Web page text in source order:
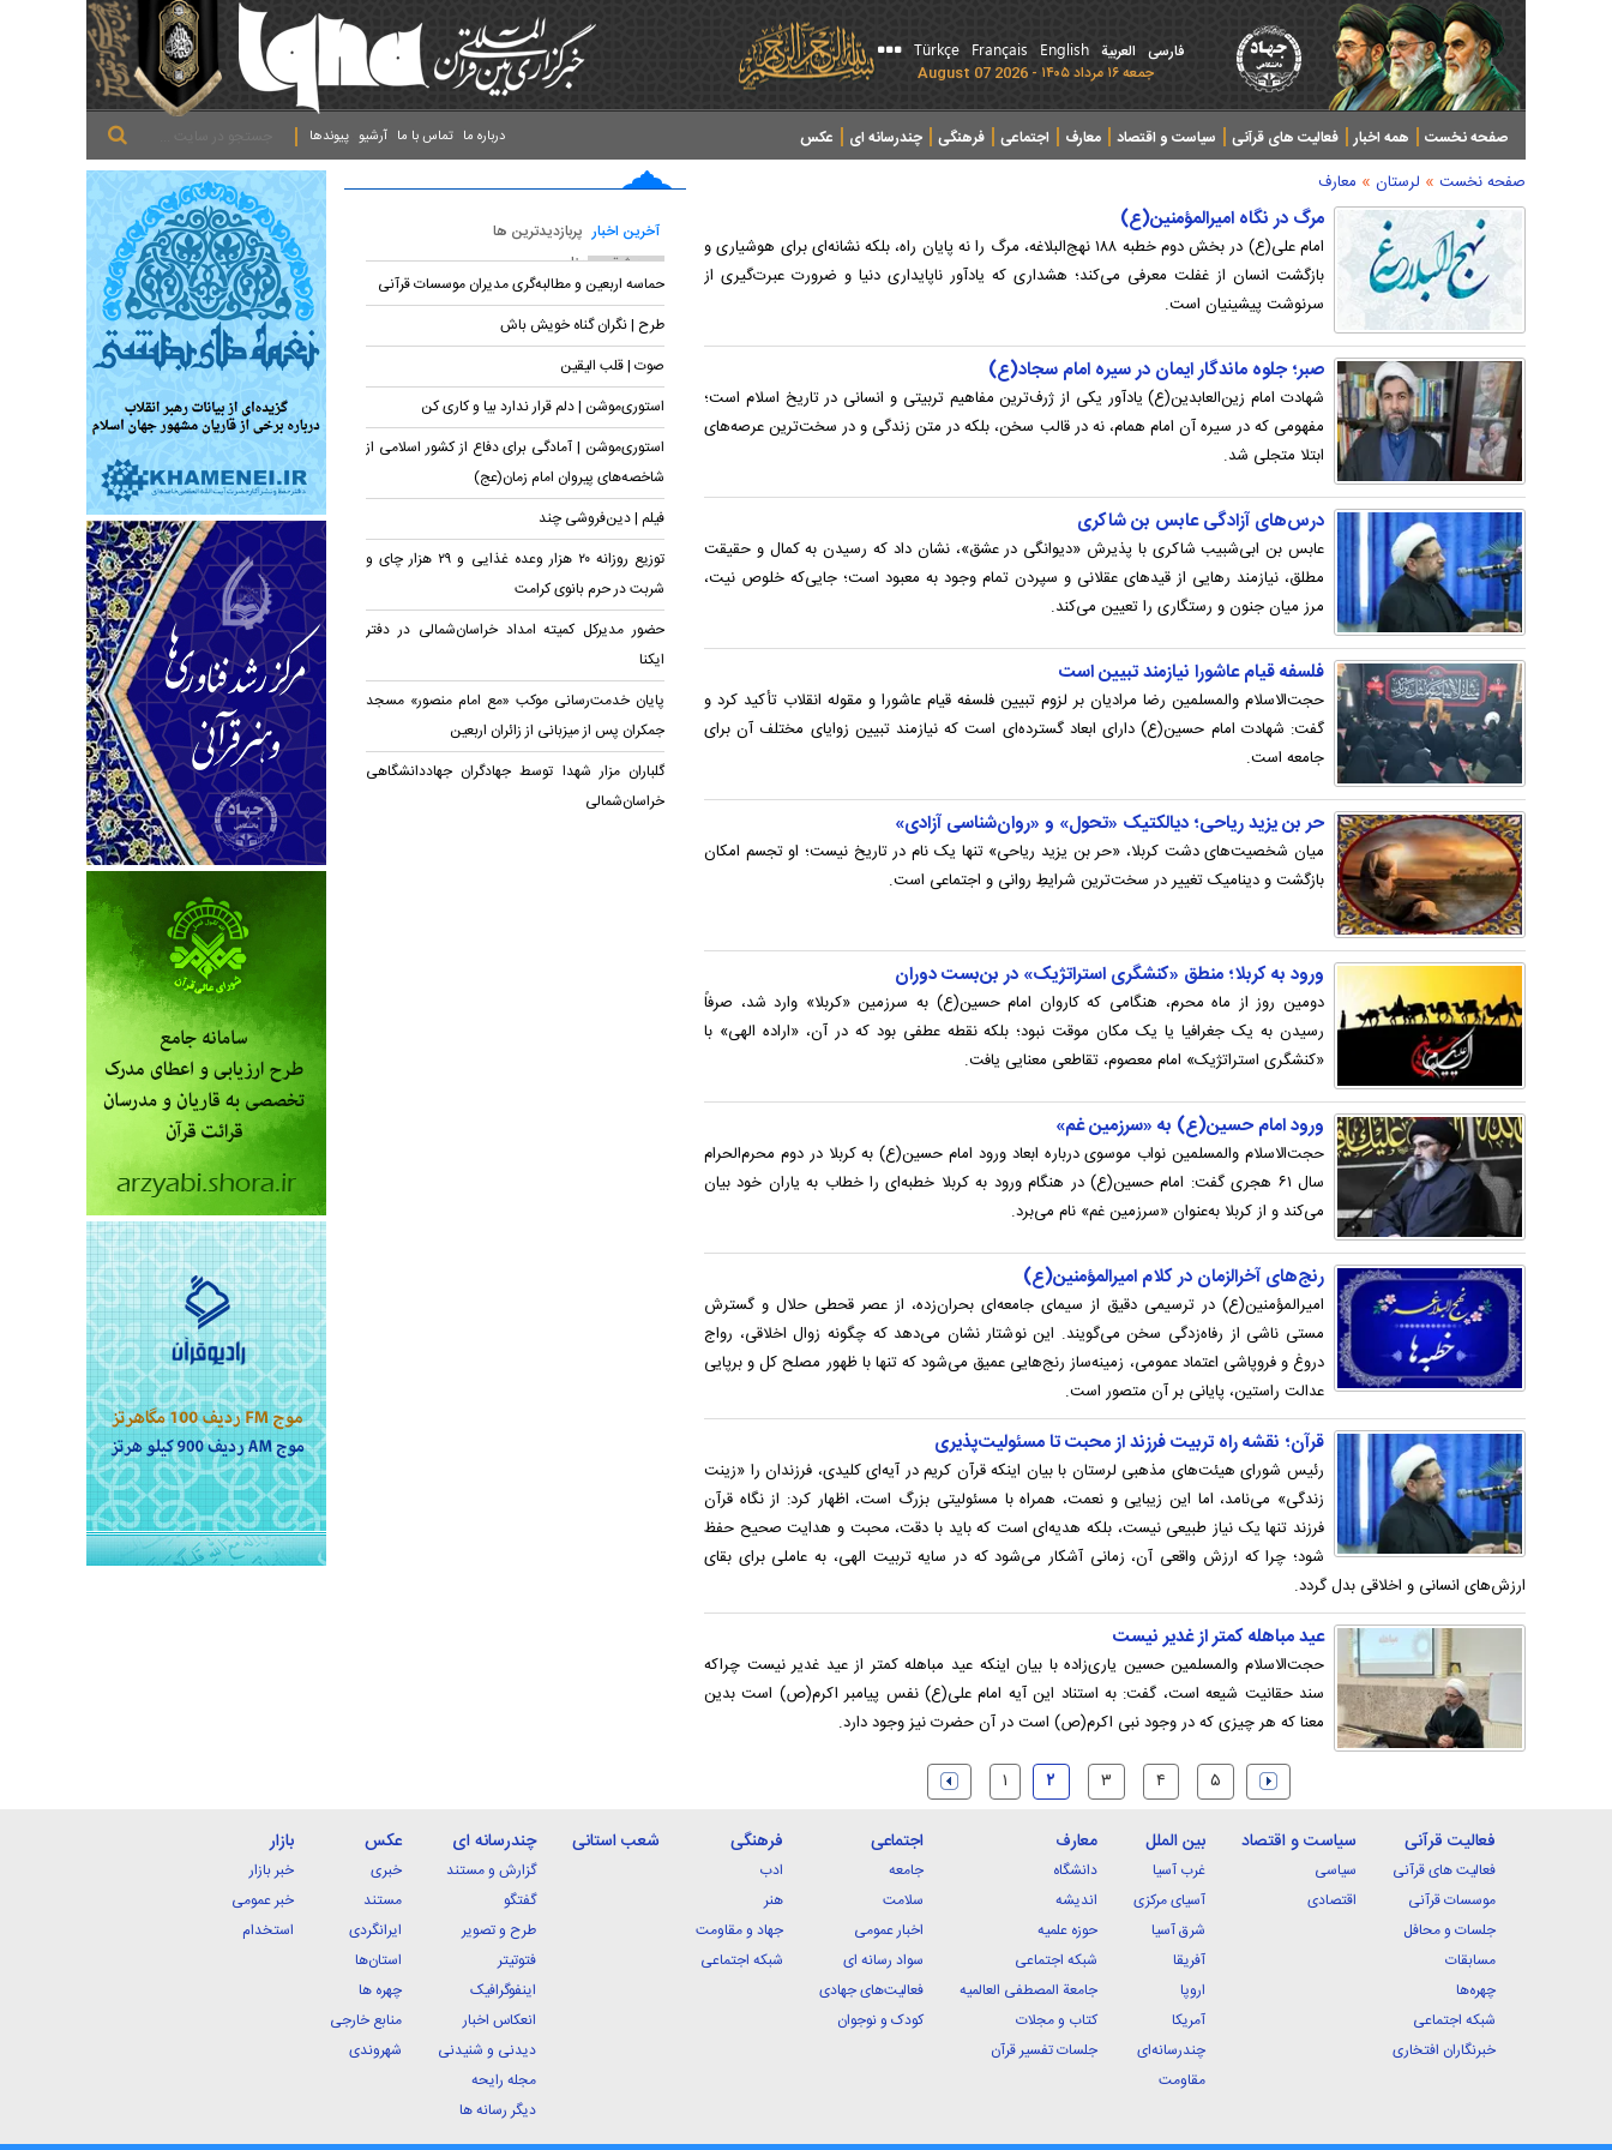
فارسی العربیة English
Français
Türkçe
جمعه ۱۶ مرداد ۱۴۰۵ - 2026 August 07
صفحه نخست همه اخبار فعالیت های قرآنی سیاست و اقتصاد معارف اجتماعی فرهنگی چندرسانه ای عکس پیوندها آرشیو تماس با ما درباره ما
صفحه نخست » لرستان » معارف
مرگ در نگاه امیرالمؤمنین(ع)
امام علی(ع) در بخش دوم خطبه ۱۸۸ نهج‌البلاغه، مرگ را نه پایان راه، بلکه نشانه‌ای برای هوشیاری و
بازگشت انسان از غفلت معرفی می‌کند؛ هشداری که یادآور ناپایداری دنیا و ضرورت عبرت‌گیری از
سرنوشت پیشینیان است.
صبر؛ جلوه ماندگار ایمان در سیره امام سجاد(ع)
شهادت امام زین‌العابدین(ع) یادآور یکی از ژرف‌ترین مفاهیم تربیتی و انسانی در تاریخ اسلام است؛
مفهومی که در سیره آن امام همام، نه در قالب سخن، بلکه در متن زندگی و در سخت‌ترین عرصه‌های
ابتلا متجلی شد.
درس‌های آزادگی عابس بن شاکری
عابس بن ابی‌شبیب شاکری با پذیرش «دیوانگی در عشق»، نشان داد که رسیدن به کمال و حقیقت
مطلق، نیازمند رهایی از قیدهای عقلانی و سپردن تمام وجود به معبود است؛ جایی‌که خلوص نیت،
مرز میان جنون و رستگاری را تعیین می‌کند.
فلسفه قیام عاشورا نیازمند تبیین است
حجت‌الاسلام والمسلمین رضا مرادیان بر لزوم تبیین فلسفه قیام عاشورا و مقوله انقلاب تأکید کرد و
گفت: شهادت امام حسین(ع) دارای ابعاد گسترده‌ای است که نیازمند تبیین زوایای مختلف آن برای
جامعه است.
حر بن یزید ریاحی؛ دیالکتیک «تحول» و «روان‌شناسی آزادی»
میان شخصیت‌های دشت کربلا، «حر بن یزید ریاحی» تنها یک نام در تاریخ نیست؛ او تجسم امکان
بازگشت و دینامیک تغییر در سخت‌ترین شرایطِ روانی و اجتماعی است.
ورود به کربلا؛ منطق «کنشگری استراتژیک» در بن‌بست دوران
دومین روز از ماه محرم، هنگامی که کاروان امام حسین(ع) به سرزمین «کربلا» وارد شد، صرفاً
رسیدن به یک جغرافیا یا یک مکان موقت نبود؛ بلکه نقطه عطفی بود که در آن، «اراده الهی» با
«کنشگری استراتژیک» امام معصوم، تقاطعی معنایی یافت.
ورود امام حسین(ع) به «سرزمین غم»
حجت‌الاسلام والمسلمین نواب موسوی درباره ابعاد ورود امام حسین(ع) به کربلا در دوم محرم‌الحرام
سال ۶۱ هجری گفت: امام حسین(ع) در هنگام ورود به کربلا خطبه‌ای را خطاب به یاران خود بیان
می‌کند و از کربلا به‌عنوان «سرزمین غم» نام می‌برد.
رنج‌های آخرالزمان در کلام امیرالمؤمنین(ع)
امیرالمؤمنین(ع) در ترسیمی دقیق از سیمای جامعه‌ای بحران‌زده، از عصر قحطی حلال و گسترش
مستی ناشی از رفاه‌زدگی سخن می‌گویند. این نوشتار نشان می‌دهد که چگونه زوال اخلاقی، رواج
دروغ و فروپاشی اعتماد عمومی، زمینه‌ساز رنج‌هایی عمیق می‌شود که تنها با ظهور مصلح کل و برپایی
عدالت راستین، پایانی بر آن متصور است.
قرآن؛ نقشه‌ راه تربیت فرزند از محبت تا مسئولیت‌پذیری
رئیس شورای هیئت‌های مذهبی لرستان با بیان اینکه قرآن کریم در آیه‌ای کلیدی، فرزندان را «زینت
زندگی» می‌نامد، اما این زیبایی و نعمت، همراه با مسئولیتی بزرگ است، اظهار کرد: از نگاه قرآن
فرزند تنها یک نیاز طبیعی نیست، بلکه هدیه‌ای است که باید با دقت، محبت و هدایت صحیح حفظ
شود؛ چرا که ارزش واقعی آن، زمانی آشکار می‌شود که در سایه‌ تربیت الهی، به عاملی برای بقای
ارزش‌های انسانی و اخلاقی بدل گردد.
عید مباهله کمتر از غدیر نیست
حجت‌الاسلام والمسلمین حسین یاری‌زاده با بیان اینکه عید مباهله کمتر از عید غدیر نیست چراکه
سند حقانیت شیعه است، گفت: به استناد این آیه امام علی(ع) نفس پیامبر اکرم(ص) است بدین
معنا که هر چیزی که در وجود نبی اکرم(ص) است در آن حضرت نیز وجود دارد.
۱ ۲ ۳ ۴ ۵
آخرین اخبار پربازدیدترین ها
پربحث ترین عناوین
حماسه اربعین و مطالبه‌گری مدیران موسسات قرآنی
طرح | نگران گناه خویش باش
صوت | قلب الیقین
استوری‌موشن | دلم قرار ندارد بیا و کاری کن
استوری‌موشن | آمادگی برای دفاع از کشور اسلامی از
شاخصه‌های پیروان امام زمان(عج)
فیلم | دین‌فروشی چند
توزیع روزانه ۲۰ هزار وعده غذایی و ۲۹ هزار چای و
شربت در حرم بانوی کرامت
حضور مدیرکل کمیته امداد خراسان‌شمالی در دفتر
ایکنا
پایان خدمت‌رسانی موکب «مع امام منصور» مسجد
جمکران پس از میزبانی از زائران اربعین
گلباران مزار شهدا توسط جهادگران جهاد‌دانشگاهی
خراسان‌شمالی
فعالیت قرآنی
فعالیت های قرآنی
موسسات قرآنی
جلسات و محافل
مسابقات
چهره‌ها
شبکه اجتماعی
خبرنگاران افتخاری
سیاست و اقتصاد
سیاسی
اقتصادی
بین الملل
غرب آسیا
آسیای مرکزی
شرق آسیا
آفریقا
اروپا
آمریکا
چندرسانه‌ای
مقاومت
معارف
دانشگاه
اندیشه
حوزه علمیه
شبکه اجتماعی
جامعة المصطفی العالمیه
کتاب و مجلات
جلسات تفسیر قرآن
اجتماعی
جامعه
سلامت
اخبار عمومی
سواد رسانه ای
فعالیت‌های جهادی
کودک و نوجوان
فرهنگی
ادب
هنر
جهاد و مقاومت
شبکه اجتماعی
شعب استانی چندرسانه ای
گزارش و مستند
گفتگو
طرح و تصویر
فتوتیتر
اینفوگرافیک
انعکاس اخبار
دیدنی و شنیدنی
مجله رایحه
دیگر رسانه ها
عکس
خبری
مستند
ایرانگردی
استان‌ها
چهره ها
منابع خارجی
شهروندی
بازار
خبر بازار
خبر عمومی
استخدام